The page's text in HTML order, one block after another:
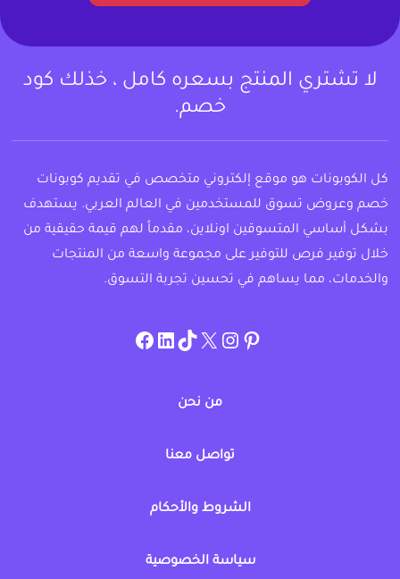
لا تشتري المنتج بسعره كامل ، خذلك كود
خصم.
كل الكوبونات هو موقع إلكتروني متخصص في تقديم كوبونات
خصم وعروض تسوق للمستخدمين في العالم العربي. يستهدف
بشكل أساسي المتسوقين اونلاين، مقدماً لهم قيمة حقيقية من
خلال توفير فرص للتوفير على مجموعة واسعة من المنتجات
والخدمات، مما يساهم في تحسين تجربة التسوق.
pinterest
allcouponat
twitter
TikTok
linkedin
facebook
من نحن
تواصل معنا
الشروط والأحكام
سياسة الخصوصية